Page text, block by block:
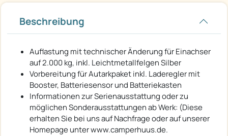
Beschreibung
Auflastung mit technischer Änderung für Einachser
auf 2.000 kg, inkl. Leichtmetallfelgen Silber
Vorbereitung für Autarkpaket inkl. Laderegler mit
Booster, Batteriesensor und Batteriekasten
Informationen zur Serienausstattung oder zu
möglichen Sonderausstattungen ab Werk: (Diese
erhalten Sie bei uns auf Nachfrage oder auf unserer
Homepage unter www.camperhuus.de.